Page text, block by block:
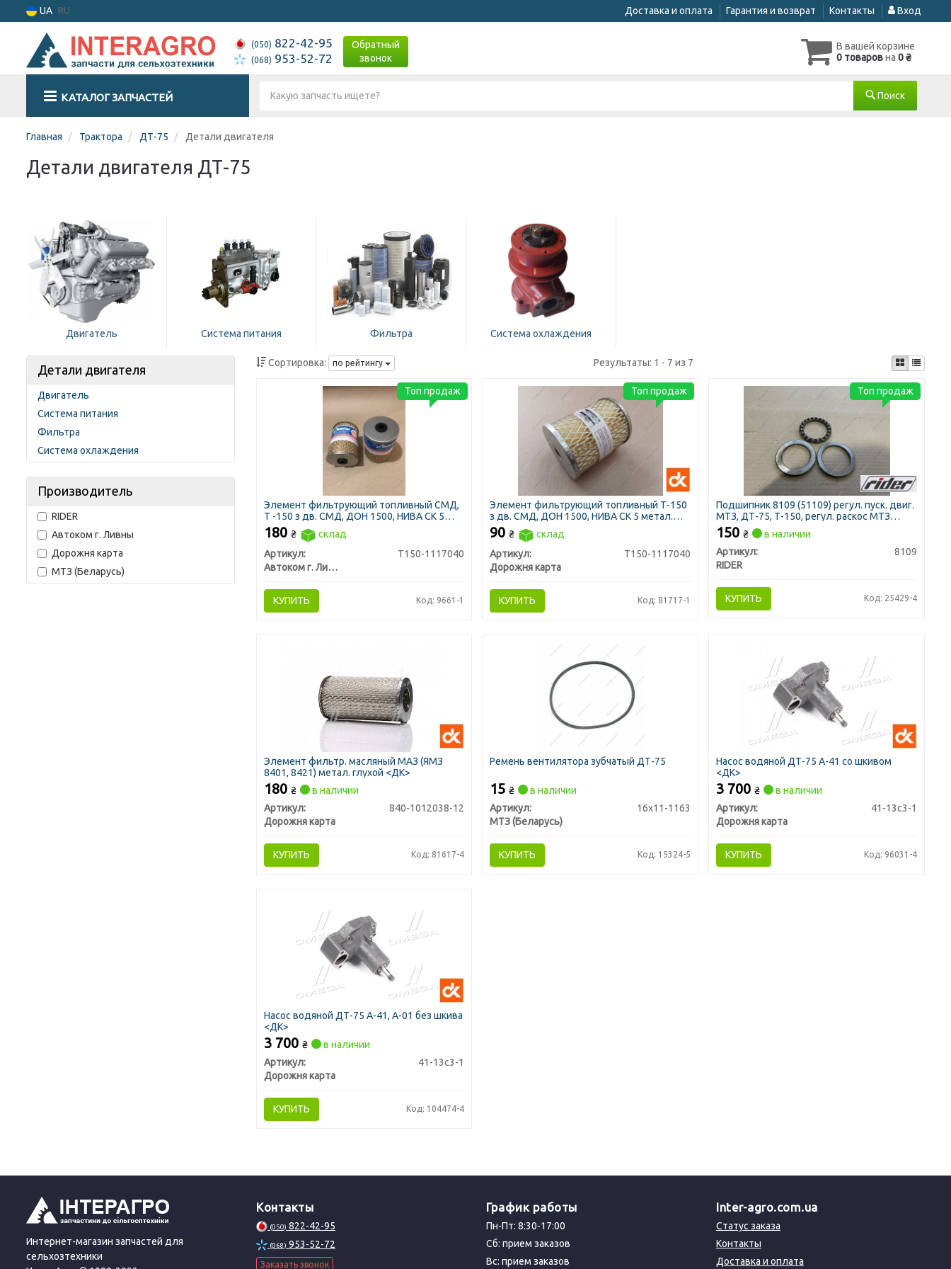
UA RU Доставка и оплата Гарантия и возврат Контакты Вход
(050) 822-42-95
(068) 953-52-72
Обратный
звонок
В вашей корзине
0 товаровна 0 ₴
КАТАЛОГ ЗАПЧАСТЕЙ Поиск
Главная Трактора ДТ-75 Детали двигателя
Детали двигателя ДТ-75
Двигатель Система питания Фильтра Система охлаждения
Детали двигателя
Двигатель
Система питания
Фильтра
Система охлаждения
Производитель
RIDER
Автоком г. Ливны
Дорожня карта
МТЗ (Беларусь)
Сортировка: по рейтингу Результаты: 1 - 7 из 7
Элемент фильтрующий топливный СМД,
Т -150 з дв. СМД, ДОН 1500, НИВА СК 5
сквозной (ЛААЗ)
180 ₴
склад
Артикул:
Т150-1117040
Автоком г. Ливны
КУПИТЬ Код: 9661-1
Топ продаж
Элемент фильтрующий топливный Т-150
з дв. СМД, ДОН 1500, НИВА СК 5 метал.
сквозной 12х9 см (ДК)
90₴
склад
Артикул:
Т150-1117040
Дорожня карта
КУПИТЬ Код: 81717-1
Топ продаж
Подшипник 8109 (51109) регул. пуск. двиг.
МТЗ, ДТ-75, Т-150, регул. раскос МТЗ
(RIDER)
150₴
в наличии
Артикул:
8109
RIDER
КУПИТЬ Код: 25429-4
Топ продаж
Элемент фильтр. масляный МАЗ (ЯМЗ
8401, 8421) метал. глухой <ДК>
180 ₴
в наличии
Артикул:
840-1012038-12
Дорожня карта
КУПИТЬ Код: 81617-4
Ремень вентилятора зубчатый ДТ-75
15₴
в наличии
Артикул:
16х11-1163
МТЗ (Беларусь)
КУПИТЬ Код: 15324-5
Насос водяной ДТ-75 А-41 со шкивом
<ДК>
3 700₴
в наличии
Артикул:
41-13с3-1
Дорожня карта
КУПИТЬ Код: 96031-4
Насос водяной ДТ-75 А-41, А-01 без шкива
<ДК>
3 700 ₴
в наличии
Артикул:
41-13с3-1
Дорожня карта
КУПИТЬ Код: 104474-4
Интернет-магазин запчастей для
сельхозтехники
Контакты
(050) 822-42-95
(068) 953-52-72
Заказать звонок
График работы
Пн-Пт: 8:30-17:00
Сб: прием заказов
Вс: прием заказов
Inter-agro.com.ua
Статус заказа
Контакты
Доставка и оплата